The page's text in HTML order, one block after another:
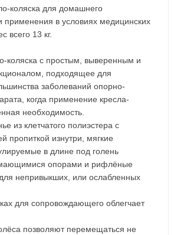
коляска для домашнего
применения в условиях медицинских
всего 13 кг.
коляска с простым, выверенным и
подходящее для
заболеваний опорно-
когда применение кресла-
необходимость.
из клетчатого полиэстера с
пропиткой изнутри, мягкие
в длине под голень
опорами и рифлёные
непривыкших, или ослабленных
для сопровождающего облегчает
позволяют перемещаться не